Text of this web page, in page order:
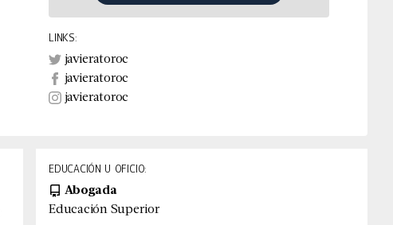
LINKS:
javieratoroc
javieratoroc
javieratoroc
EDUCACIÓN U OFICIO:
Abogada
Educación Superior